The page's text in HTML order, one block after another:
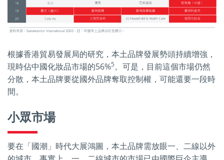
根據香港貿易發展局的研究，本土品牌發展勢頭持續增強，
現時佔中國化妝品市場的56%5。可是，目前這個市場仍然
分散，本土品牌要從國外品牌奪取控制權，可能還要一段時
間。
小眾市場
要在「國潮」時代大展鴻圖，本土品牌需放眼一、二線以外